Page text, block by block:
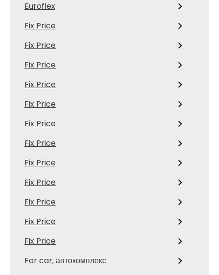
Euroflex
Fix Price
Fix Price
Fix Price
Fix Price
Fix Price
Fix Price
Fix Price
Fix Price
Fix Price
Fix Price
Fix Price
Fix Price
For car, автокомплекс